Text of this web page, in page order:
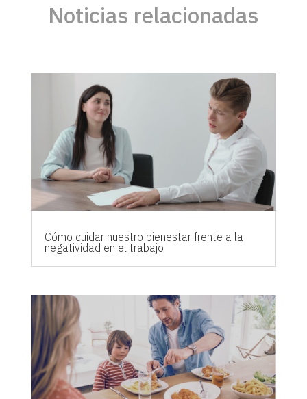
Noticias relacionadas
Cómo cuidar nuestro bienestar frente a la
negatividad en el trabajo